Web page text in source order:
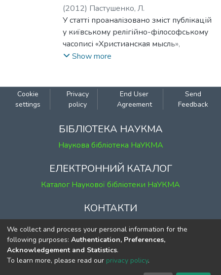
(2012) Пастушенко, Л.
У статті проаналізовано зміст публікацій
у київському релігійно-філософському
часописі «Христианская мысль»,
присвячених питанням реформування
ХХ ст.
Show more
Cookie
settings
Privacy
policy
End User
Agreement
Send
Feedback
БІБЛІОТЕКА НАУКМА
Наукова бібліотека НаУКМА
ЕЛЕКТРОННИЙ КАТАЛОГ
Каталог Наукової бібліотеки НаУКМА
КОНТАКТИ
м. Київ, вул. Григорія Сковороди, 2
к. 1, к. 120
тел. (044) 463-69-31
ekmair@ukma.edu.ua
We collect and process your personal information for the
following purposes: Authentication, Preferences,
Acknowledgement and Statistics.
To learn more, please read our privacy policy.